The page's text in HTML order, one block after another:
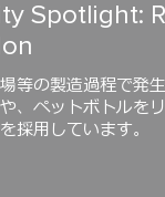
Spotlight:
等の製造過程で発
、ペットボトルを
採用しています。